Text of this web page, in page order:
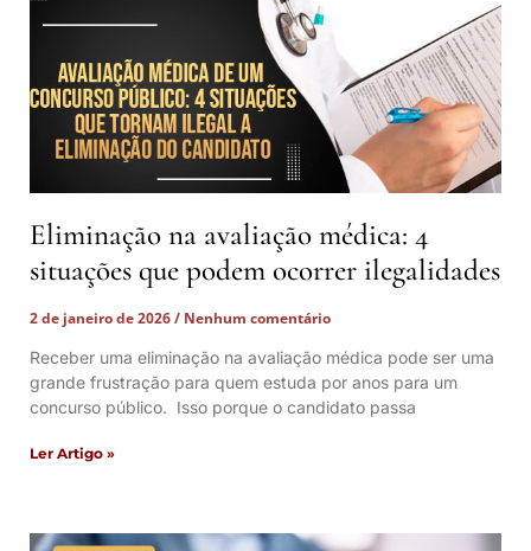
Eliminação na avaliação médica: 4
situações que podem ocorrer ilegalidades
2 de janeiro de 2026
Nenhum comentário
Receber uma eliminação na avaliação médica pode ser uma
grande frustração para quem estuda por anos para um
concurso público. Isso porque o candidato passa
Ler Artigo »